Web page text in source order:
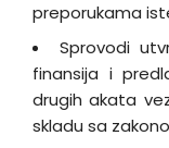
preporukama
Sprovodi
finansija i
drugih akata
skladu sa